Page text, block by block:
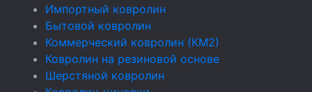
Импортный ковролин
Бытовой ковролин
Коммерческий ковролин (КМ2)
Ковролин на резиновой основе
Шерстяной ковролин